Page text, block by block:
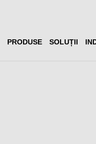
PRODUSE SOLUȚII